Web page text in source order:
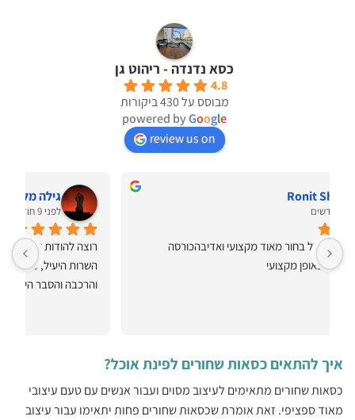
כסא נדנדה - ריהוט גן
4.8
מבוסס על 430 ביקורות
powered byGoogle
review us on
תודה רבה ישר כוח על השירות האדיב בחנות, מבחר של דגמי
ריהוט, יצא בדיוק כמו שרצינו מהמם. ישר כוח על השירות גם
איך להתאים כסאות שחורים לפינת אוכל?
כסאות שחורים מתאימים לעיצוב מסוים ועבור אנשים עם טעם עיצובי
מאוד ספציפי. זאת אומרת שכסאות שחורים פחות יתאימו עבור עיצוב